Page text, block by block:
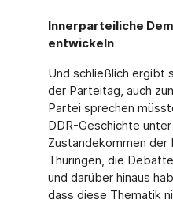
Innerparteiliche
entwickeln
Und schließlich ergibt
der Parteitag, auch
Partei sprechen
DDR-Geschichte
Zustandekommen der
Thüringen, die
und darüber hinaus
dass diese Thematik